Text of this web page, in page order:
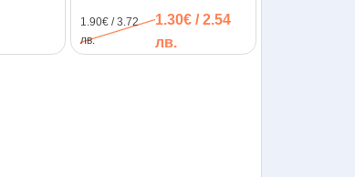
1.90€ / 3.72
лв.
1.30€ / 2.54
лв.